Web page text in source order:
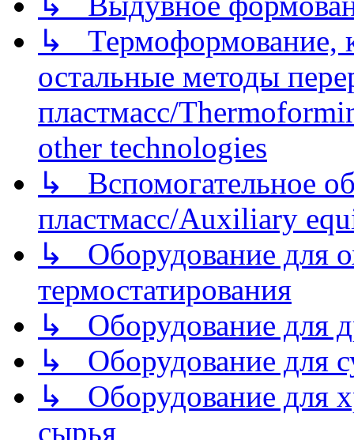
↳ Термоформование,
остальные методы
пластмасс/
other technologies
↳ Вспомогательное
пластмасс/Auxiliary
↳ Оборудование для
термостатирования
↳ Оборудование для
↳ Оборудование для
↳ Оборудование для
сырья